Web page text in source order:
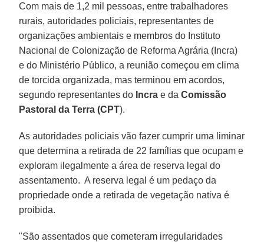
Com mais de 1,2 mil pessoas, entre trabalhadores
rurais, autoridades policiais, representantes de
organizações ambientais e membros do Instituto
Nacional de Colonização de Reforma Agrária (Incra)
e do Ministério Público, a reunião começou em clima
de torcida organizada, mas terminou em acordos,
segundo representantes do Incra e da Comissão
Pastoral da Terra (CPT).
As autoridades policiais vão fazer cumprir uma liminar
que determina a retirada de 22 famílias que ocupam e
exploram ilegalmente a área de reserva legal do
assentamento. A reserva legal é um pedaço da
propriedade onde a retirada de vegetação nativa é
proibida.
"São assentados que cometeram irregularidades